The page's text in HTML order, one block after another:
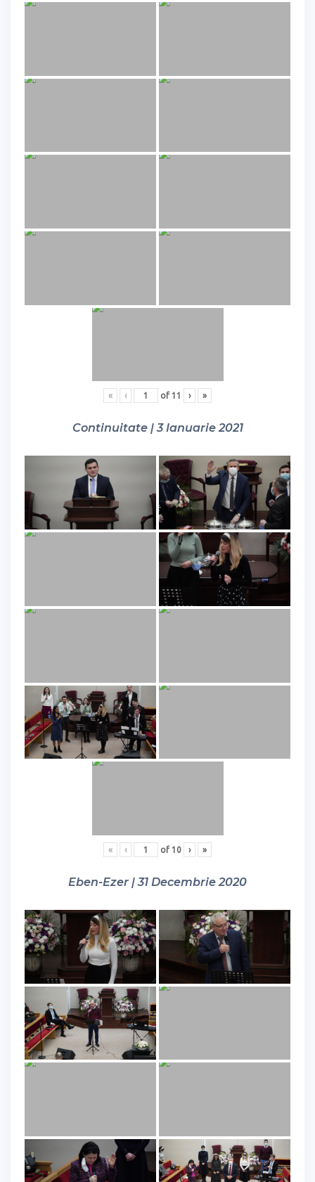
« ‹ of 11 › »
Continuitate | 3 Ianuarie 2021
« ‹ of 10 › »
Eben-Ezer | 31 Decembrie 2020